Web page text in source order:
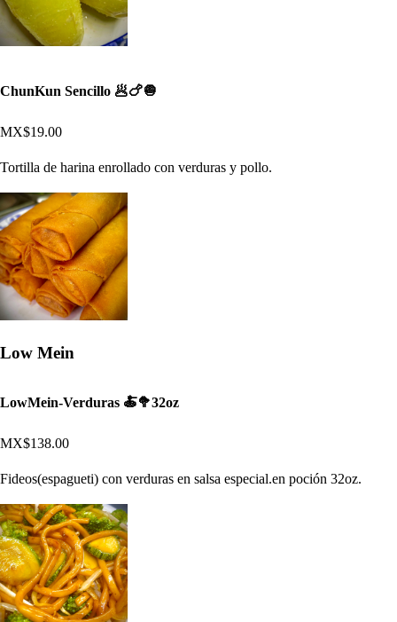
ChunKun Sencillo 🥟🍗🧅
MX$19.00
Tortilla de harina enrollado con verduras y pollo.
Low Mein
LowMein-Verduras 🍝🥦32oz
MX$138.00
Fideos(espagueti) con verduras en salsa especial.en poción 32oz.